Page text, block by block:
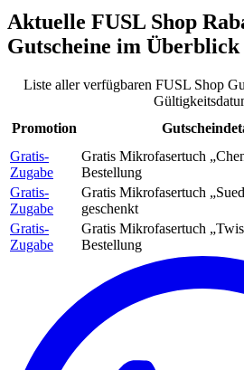
Aktuelle FUSL Shop
Gutscheine im Überblick
Liste aller verfügbaren FUSL Shop
Promotion
Gratis-
Zugabe
Gratis Mikrofasertuch
Bestellung
Gratis-
Zugabe
Gratis Mikrofasertuch
geschenkt
Gratis-
Zugabe
Gratis Mikrofasertuch
Bestellung